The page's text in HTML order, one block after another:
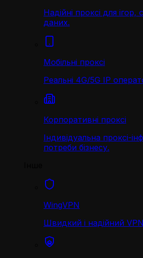
Надійні проксі для
даних.
Мобільні проксі
Реальні 4G/5G IP
Корпоративні проксі
Індивідуальна проксі-
потреби бізнесу.
WingVPN
Швидкий і надійний VPN